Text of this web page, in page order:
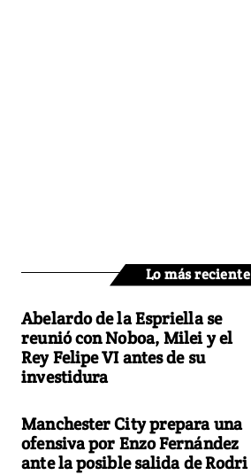
Lo más reciente
Abelardo de la Espriella se
reunió con Noboa, Milei y el
Rey Felipe VI antes de su
investidura
Manchester City prepara una
ofensiva por Enzo Fernández
ante la posible salida de Rodri